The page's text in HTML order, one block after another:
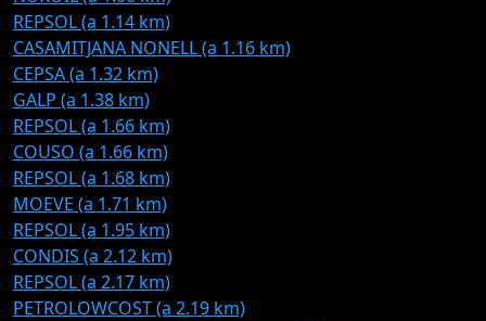
REPSOL (a 1.14 km)
CASAMITJANA NONELL (a 1.16 km)
CEPSA (a 1.32 km)
GALP (a 1.38 km)
REPSOL (a 1.66 km)
COUSO (a 1.66 km)
REPSOL (a 1.68 km)
MOEVE (a 1.71 km)
REPSOL (a 1.95 km)
CONDIS (a 2.12 km)
REPSOL (a 2.17 km)
PETROLOWCOST (a 2.19 km)